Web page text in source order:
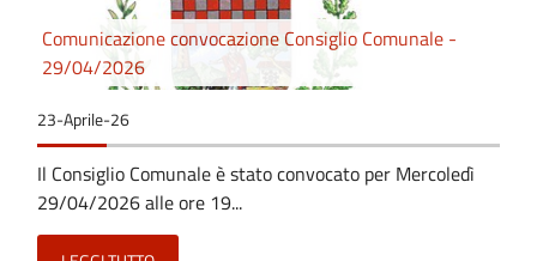
Comunicazione convocazione Consiglio Comunale -
29/04/2026
23-Aprile-26
Il Consiglio Comunale è stato convocato per Mercoledì
29/04/2026 alle ore 19...